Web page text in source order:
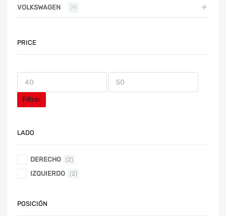
VOLKSWAGEN 79
PRICE
Filtrar
LADO
DERECHO (2)
IZQUIERDO (2)
POSICIÓN